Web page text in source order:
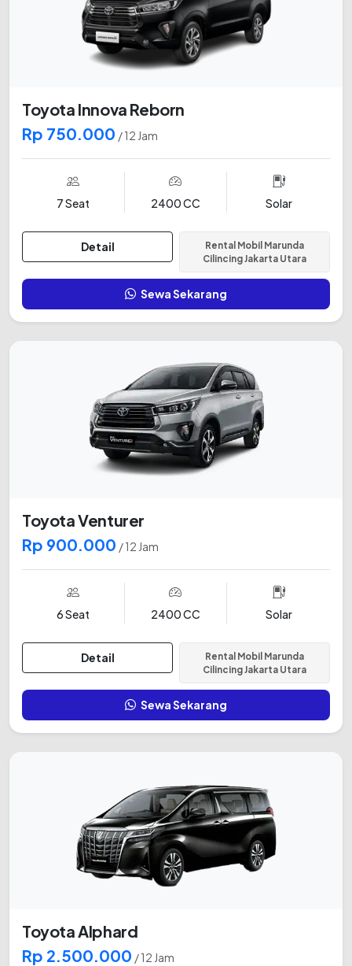
Toyota Innova Reborn
Rp 750.000 / 12 Jam
7 Seat 2400 CC Solar
Detail
Rental Mobil Marunda
Cilincing Jakarta Utara
Sewa Sekarang
Toyota Venturer
Rp 900.000 / 12 Jam
6 Seat 2400 CC Solar
Detail
Rental Mobil Marunda
Cilincing Jakarta Utara
Sewa Sekarang
Toyota Alphard
Rp 2.500.000 / 12 Jam